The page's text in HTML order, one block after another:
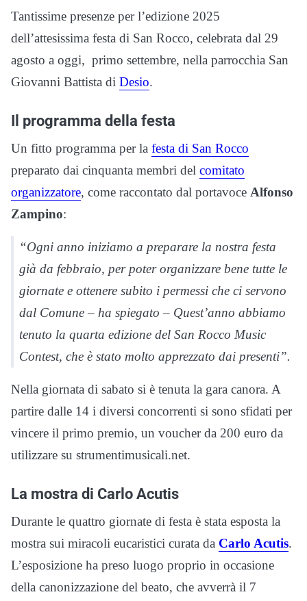
Tantissime presenze per l’edizione 2025
dell’attesissima festa di San Rocco, celebrata dal 29
agosto a oggi, primo settembre, nella parrocchia San
Giovanni Battista di Desio.
Il programma della festa
Un fitto programma per la festa di San Rocco
preparato dai cinquanta membri del comitato
organizzatore, come raccontato dal portavoce Alfonso
Zampino:
“Ogni anno iniziamo a preparare la nostra festa
già da febbraio, per poter organizzare bene tutte le
giornate e ottenere subito i permessi che ci servono
dal Comune – ha spiegato – Quest’anno abbiamo
tenuto la quarta edizione del San Rocco Music
Contest, che è stato molto apprezzato dai presenti”.
Nella giornata di sabato si è tenuta la gara canora. A
partire dalle 14 i diversi concorrenti si sono sfidati per
vincere il primo premio, un voucher da 200 euro da
utilizzare su strumentimusicali.net.
La mostra di Carlo Acutis
Durante le quattro giornate di festa è stata esposta la
mostra sui miracoli eucaristici curata da Carlo Acutis.
L’esposizione ha preso luogo proprio in occasione
della canonizzazione del beato, che avverrà il 7